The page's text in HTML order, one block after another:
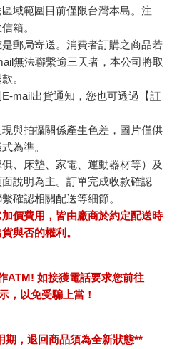
域範圍目前僅限台灣本島。注
箱。
郵局寄送。消費者訂購之商品若
無法聯繫逾三天者，本公司將取
。
mail出貨通知，您也可透過【訂
與拍攝關係產生色差，圖片僅供
為準。
、床墊、家電、運動器材等）及
說明為主。訂單完成收款確認
確認相關配送等細節。
價費用，皆由廠商於約定配送時
與否的權利。
ATM! 如接獲電話要求您前往
，以免受騙上當！
期，退回商品須為全新狀態**